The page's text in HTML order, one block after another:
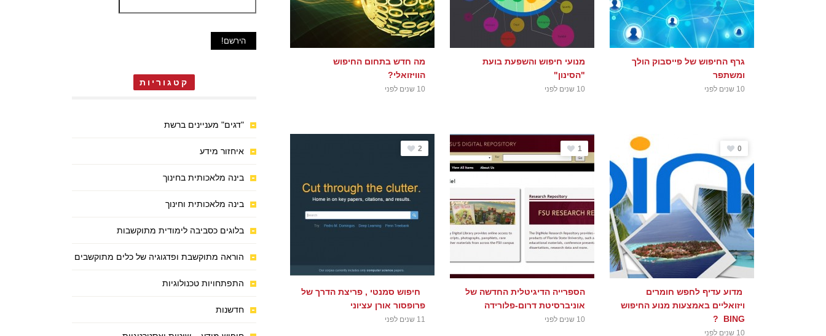
גרף החיפוש של פייסבוק הולך
ומשתפר
10 שנים לפני
מנועי חיפוש והשפעת בועת
"הסינון"
10 שנים לפני
מה חדש בתחום החיפוש
הוויזואלי?
10 שנים לפני
0
מדוע עדיף לחפש חומרים
ויזואליים באמצעות מנוע החיפוש
BING ?
10 שנים לפני
1
הספרייה הדיגיטלית החדשה של
אוניברסיטת דרום-פלורידה
10 שנים לפני
2
חיפוש סמנטי , פריצת הדרך של
פרופסור אורן עציוני
11 שנים לפני
קטגוריות
"דגים" מעניינים ברשת
איחזור מידע
בינה מלאכותית בחינוך
בינה מלאכותית וחינוך
בלוגים כסביבה לימודית מתוקשבות
הוראה מתוקשבת ופדגוגיה של כלים מתוקשבים
התפתחויות טכנולוגיות
חדשנות